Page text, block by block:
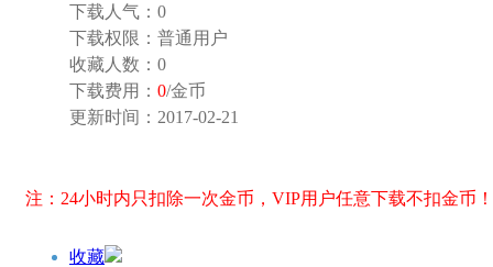
下载人气： 0
下载权限： 普通用户
收藏人数： 0
下载费用： 0/金币
更新时间： 2017-02-21
注：24小时内只扣除一次金币，VIP用户任意下载不扣金币！
收藏